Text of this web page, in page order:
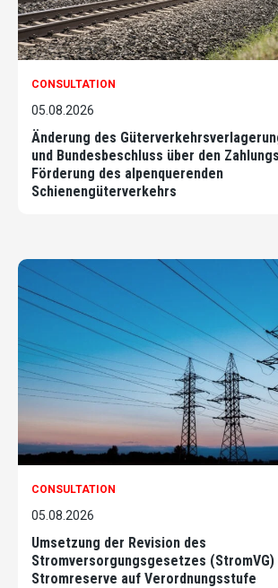
CONSULTATION
05.08.2026
Änderung des
und Bundesbeschluss über den
Förderung des alpenquerenden
Schienengüterverkehrs
CONSULTATION
05.08.2026
Umsetzung der Revision des
Stromversorgungsgesetzes (StromVG)
Stromreserve auf Verordnungsstufe